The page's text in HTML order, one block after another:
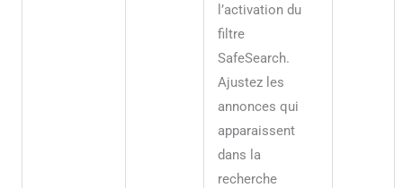
l’activation du
filtre
SafeSearch.
Ajustez les
annonces qui
apparaissent
dans la
recherche